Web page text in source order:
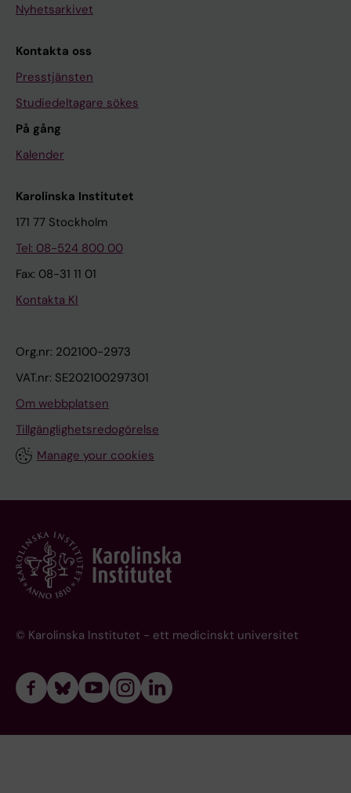
Nyhetsarkivet
Kontakta oss
Presstjänsten
Studiedeltagare sökes
På gång
Kalender
Karolinska Institutet
171 77 Stockholm
Tel: 08-524 800 00
Fax: 08-31 11 01
Kontakta KI
Org.nr: 202100-2973
VAT.nr: SE202100297301
Om webbplatsen
Tillgänglighetsredogörelse
Manage your cookies
© Karolinska Institutet - ett medicinskt universitet